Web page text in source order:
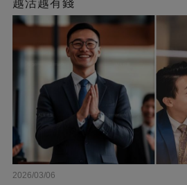
越活越有錢
2026/03/06